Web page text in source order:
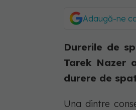
Adaugă-ne
Durerile de
Tarek Nazer
durere de
Una dintre